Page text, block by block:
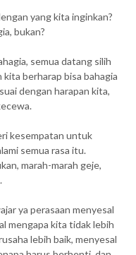
yang kita inginkan?
bukan?
semua datang silih
berharap bisa bahagia
dengan harapan kita,
kesempatan untuk
semua rasa itu.
marah-marah geje,
ya perasaan menyesal
mengapa kita tidak lebih
lebih baik, menyesal